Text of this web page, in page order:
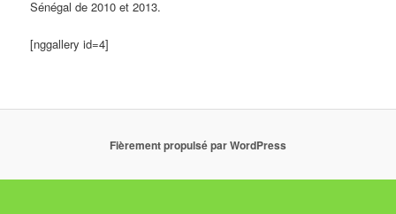
Sénégal de 2010 et 2013.
[nggallery id=4]
Fièrement propulsé par WordPress